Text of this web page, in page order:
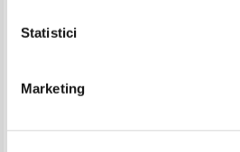
Statistici
Marketing
Imre Tokics - Razvratirea si
Pret:25,00 Lei